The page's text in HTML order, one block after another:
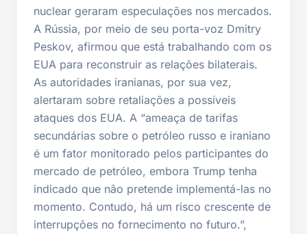
nuclear geraram especulações nos mercados.
A Rússia, por meio de seu porta-voz Dmitry
Peskov, afirmou que está trabalhando com os
EUA para reconstruir as relações bilaterais.
As autoridades iranianas, por sua vez,
alertaram sobre retaliações a possíveis
ataques dos EUA. A “ameaça de tarifas
secundárias sobre o petróleo russo e iraniano
é um fator monitorado pelos participantes do
mercado de petróleo, embora Trump tenha
indicado que não pretende implementá-las no
momento. Contudo, há um risco crescente de
interrupções no fornecimento no futuro.”,